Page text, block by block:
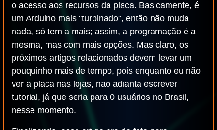
o acesso aos recursos da placa. Basicamente, é
um Arduino mais "turbinado", então não muda
nada, só tem a mais; assim, a programação é a
mesma, mas com mais opções. Mas claro, os
próximos artigos relacionados devem levar um
pouquinho mais de tempo, pois enquanto eu não
ver a placa nas lojas, não adianta escrever
tutorial, já que seria para 0 usuários no Brasil,
nesse momento.